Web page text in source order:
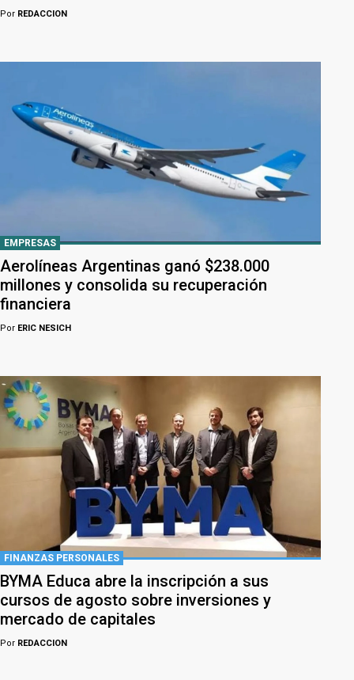
Por REDACCION
EMPRESAS
Aerolíneas Argentinas ganó $238.000
millones y consolida su recuperación
financiera
Por ERIC NESICH
FINANZAS PERSONALES
BYMA Educa abre la inscripción a sus
cursos de agosto sobre inversiones y
mercado de capitales
Por REDACCION